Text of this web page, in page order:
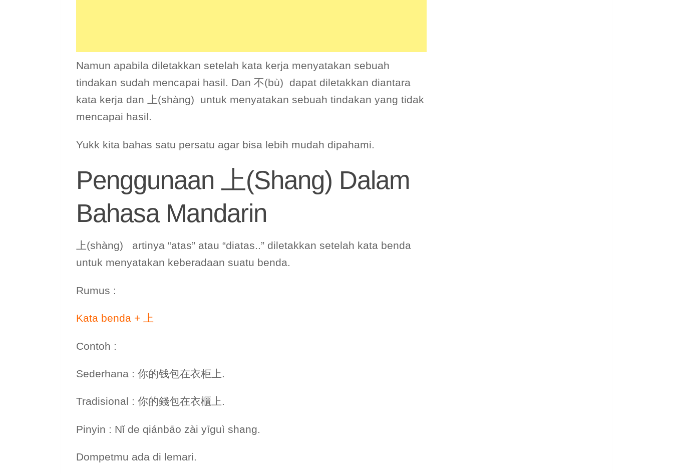
Namun apabila diletakkan setelah kata kerja menyatakan sebuah
tindakan sudah mencapai hasil. Dan 不(bù) dapat diletakkan diantara
kata kerja dan 上(shàng) untuk menyatakan sebuah tindakan yang tidak
mencapai hasil.
Yukk kita bahas satu persatu agar bisa lebih mudah dipahami.
Penggunaan 上(Shang) Dalam
Bahasa Mandarin
上(shàng) artinya “atas” atau “diatas..” diletakkan setelah kata benda
untuk menyatakan keberadaan suatu benda.
Rumus :
Kata benda + 上
Contoh :
Sederhana : 你的钱包在衣柜上.
Tradisional : 你的錢包在衣櫃上.
Pinyin : Nǐ de qiánbāo zài yīguì shang.
Dompetmu ada di lemari.